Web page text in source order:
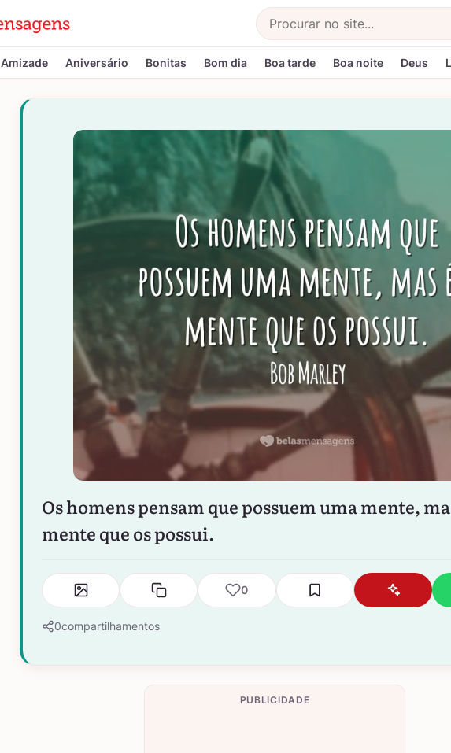
Buscar
Amizade Aniversário Bonitas Bom dia Boa tarde Boa noite Deus
Os homens pensam que possuem uma mente,
mente que os possui.
0
0compartilhamentos
PUBLICIDADE